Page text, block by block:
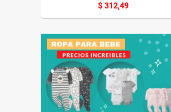
$ 312,49